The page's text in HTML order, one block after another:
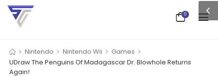
0
> Nintendo > Nintendo Wii > Games >
UDraw The Penguins Of Madagascar Dr. Blowhole Returns
Again!